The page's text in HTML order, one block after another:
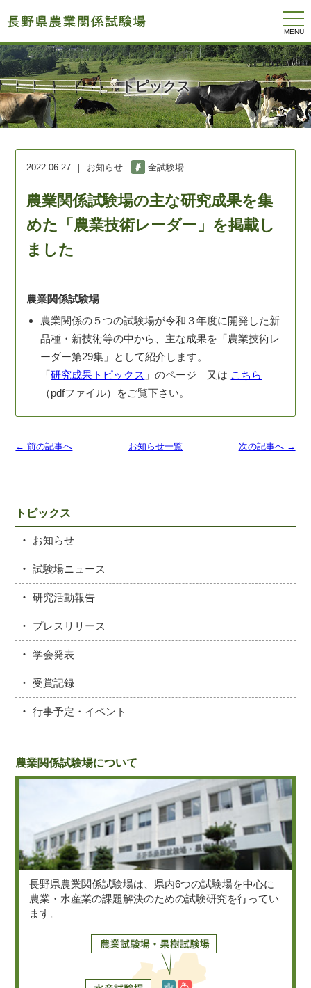
トピックス
2022.06.27 お知らせ 全試験場
農業関係試験場の主な研究成果を集
めた「農業技術レーダー」を掲載し
ました
農業関係試験場
農業関係の５つの試験場が令和３年度に開発した新
品種・新技術等の中から、主な成果を「農業技術レ
ーダー第29集」として紹介します。
「研究成果トピックス 」のページ 又は こちら
（pdfファイル）をご覧下さい。
← 前の記事へ 次の記事へ →
お知らせ一覧
トピックス
お知らせ
試験場ニュース
研究活動報告
プレスリリース
学会発表
受賞記録
行事予定・イベント
農業関係試験場について
長野県農業関係試験場は、県内6つの試験場を中心に
農業・水産業の課題解決のための試験研究を行ってい
ます。